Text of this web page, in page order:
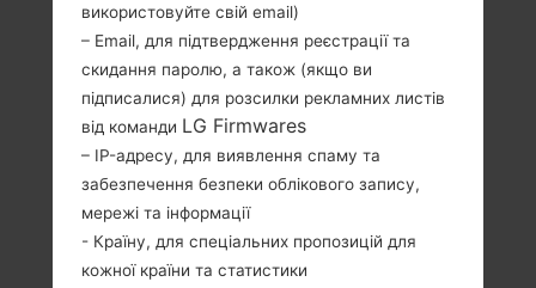
3.0 in (~45.1%
співвідношення
екрану до тіла)
320 x 480 пікселів
(~192 щільність
пікселів на дюйм)
-
використовуйте свій email)
– Email, для підтвердження реєстрації та
скидання паролю, а також (якщо ви
підписалися) для розсилки рекламних листів
від команди LG Firmwares
– IP-адресу, для виявлення спаму та
забезпечення безпеки облікового запису,
мережі та інформації
- Країну, для спеціальних пропозицій для
кожної країни та статистики